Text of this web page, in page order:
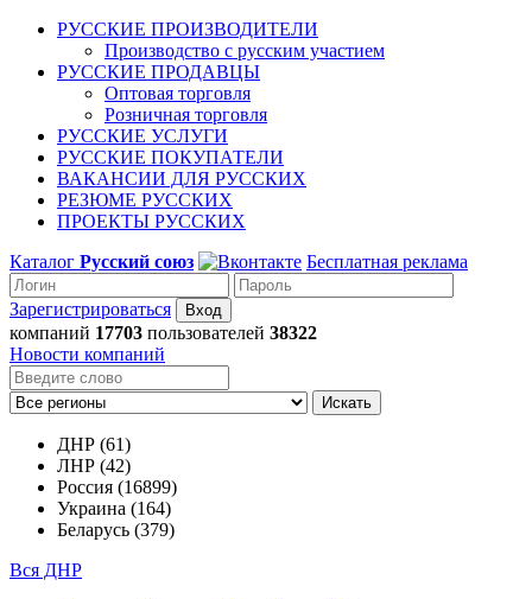
РУССКИЕ ПРОИЗВОДИТЕЛИ
Производство с русским участием
РУССКИЕ ПРОДАВЦЫ
Оптовая торговля
Розничная торговля
РУССКИЕ УСЛУГИ
РУССКИЕ ПОКУПАТЕЛИ
ВАКАНСИИ ДЛЯ РУССКИХ
РЕЗЮМЕ РУССКИХ
ПРОЕКТЫ РУССКИХ
Каталог Русский союз Бесплатная реклама
Зарегистрироваться
компаний 17703 пользователей 38322
Новости компаний
Искать
ДНР (61)
ЛНР (42)
Россия (16899)
Украина (164)
Беларусь (379)
Вся ДНР